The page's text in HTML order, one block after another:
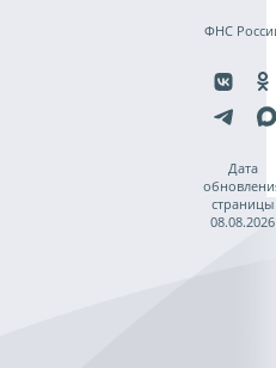
ФНС
Дата
страницы
08.08.2026